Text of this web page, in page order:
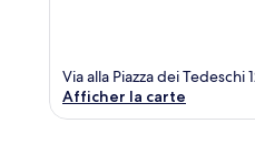
Via alla Piazza dei Tedeschi
Afficher la carte